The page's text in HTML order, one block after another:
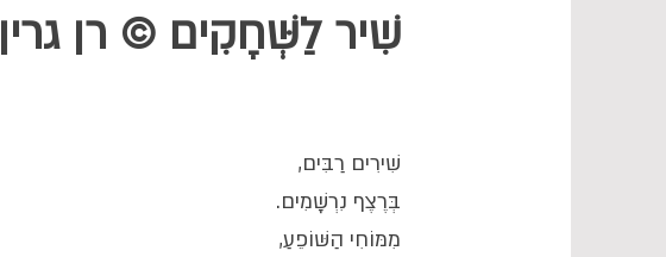
שִׁיר לַשְּׁחָקִים © רן גרין
שִׁירִים רַבִּים,
בְּרֶצֶף נִרְשָׁמִים.
מִמּוֹחִי הַשּׁוֹפֵעַ,